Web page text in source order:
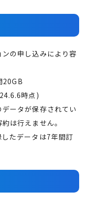
の申し込みにより容
時点)
ータが保存されてい
は行えません。
たデータは7年間訂